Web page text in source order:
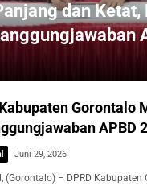
dan Ketat,
Gorontalo
APBD
Juni 29, 2026
(Gorontalo) – DPRD